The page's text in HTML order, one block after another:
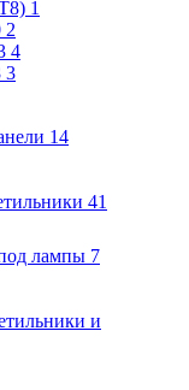
1
2
4
3
14
41
лампы 7
и